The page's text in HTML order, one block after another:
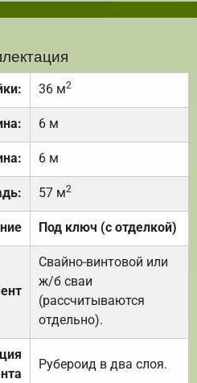
36 м2
6 м
6 м
57 м2
Под ключ (с отделкой)
Свайно-винтовой или
ж/б сваи
(рассчитываются
отдельно).
Рубероид в два слоя.